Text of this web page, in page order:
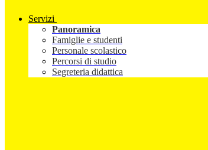
Servizi
Panoramica
Famiglie e studenti
Personale scolastico
Percorsi di studio
Segreteria didattica